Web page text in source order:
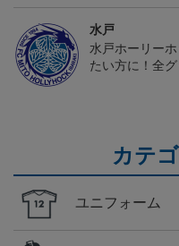
水戸
水戸ホーリー
たい方に！全
カテ
ユニフォーム